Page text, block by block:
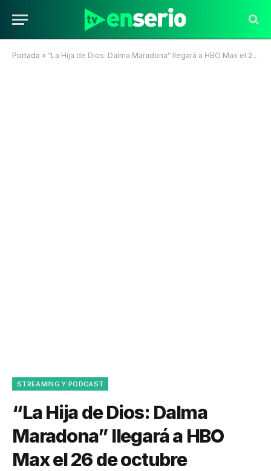
Portada » “La Hija de Dios: Dalma Maradona” llegará a HBO Max el 26 de octubre
STREAMING Y PODCAST
“La Hija de Dios: Dalma
Maradona” llegará a HBO
Max el 26 de octubre